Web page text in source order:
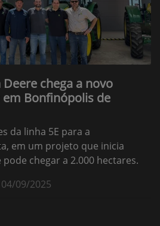
chega a novo
Bonfinópolis de
da linha 5E para a
em um projeto que inicia
chegar a 2.000 hectares.
09/2025